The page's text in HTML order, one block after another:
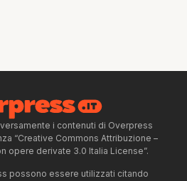
i contenuti di Overpress
“Creative Commons Attribuzione –
opere derivate 3.0 Italia License”.
possono essere utilizzati citando